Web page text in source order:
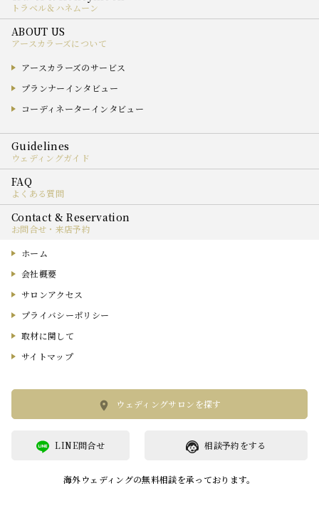
トラベル＆ハネムーン
アースカラーズについて
アースカラーズのサービス
プランナーインタビュー
コーディネーターインタビュー
ウェディングガイド
よくある質問
お問合せ・来店予約
ホーム
会社概要
サロンアクセス
プライバシーポリシー
取材に関して
サイトマップ
ウェディングサロンを探す
相談予約をする
LINE問合せ
海外ウェディングの無料相談を承っております。